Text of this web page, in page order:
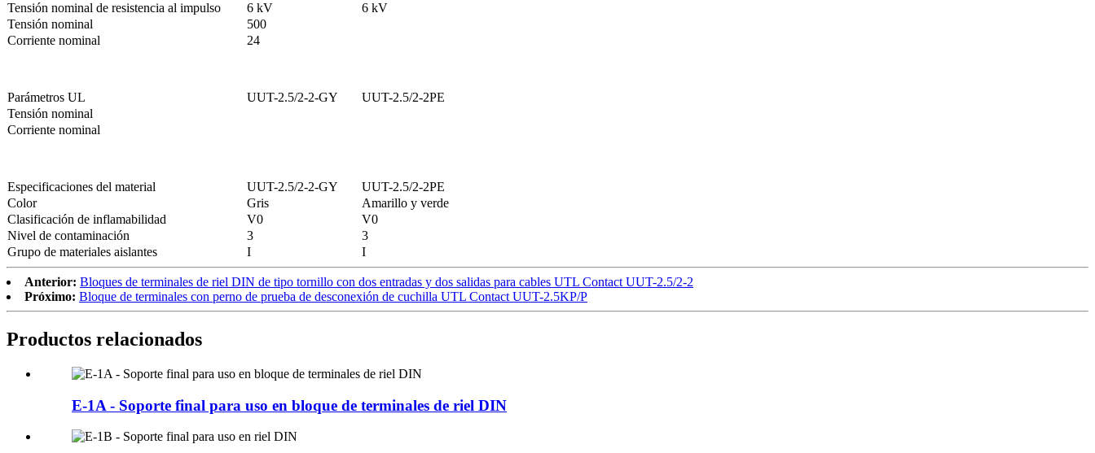
Tensión nominal de resistencia al impulso
6 kV
6 kV
Tensión nominal
500
Corriente nominal
24
Parámetros UL UUT-2.5/2-2-GY
UUT-2.5/2-2PE
Tensión nominal
Corriente nominal
Especificaciones del material UUT-2.5/2-2-GY
UUT-2.5/2-2PE
Color
Gris
Amarillo y verde
Clasificación de inflamabilidad
V0
V0
Nivel de contaminación
3
3
Grupo de materiales aislantes
I I
Anterior: Bloques de terminales de riel DIN de tipo tornillo con dos entradas y dos salidas para cables UTL Contact UUT-2.5/2-2
Próximo: Bloque de terminales con perno de prueba de desconexión de cuchilla UTL Contact UUT-2.5KP/P
Productos relacionados
E-1A - Soporte final para uso en bloque de terminales de riel DIN